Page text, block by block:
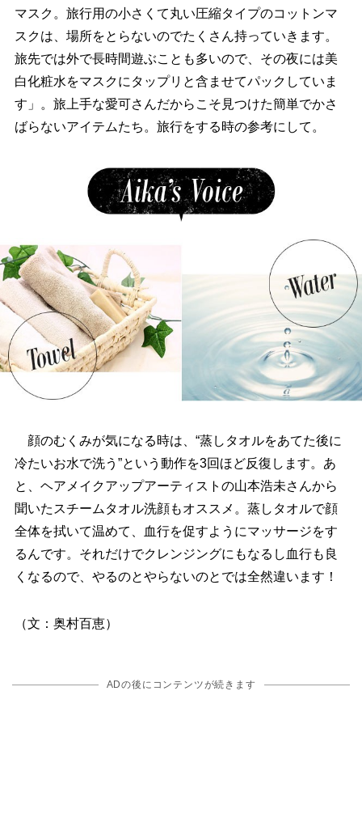
マスク。旅行用の小さくて丸い圧縮タイプのコットンマ
スクは、場所をとらないのでたくさん持っていきます。
旅先では外で長時間遊ぶことも多いので、その夜には美
白化粧水をマスクにタップリと含ませてパックしていま
す」。旅上手な愛可さんだからこそ見つけた簡単でかさ
ばらないアイテムたち。旅行をする時の参考にして。
顔のむくみが気になる時は、“蒸しタオルをあてた後に
冷たいお水で洗う”という動作を3回ほど反復します。あ
と、ヘアメイクアップアーティストの山本浩未さんから
聞いたスチームタオル洗顔もオススメ。蒸しタオルで顔
全体を拭いて温めて、血行を促すようにマッサージをす
るんです。それだけでクレンジングにもなるし血行も良
くなるので、やるのとやらないのとでは全然違います！
（文：奥村百恵）
ADの後にコンテンツが続きます